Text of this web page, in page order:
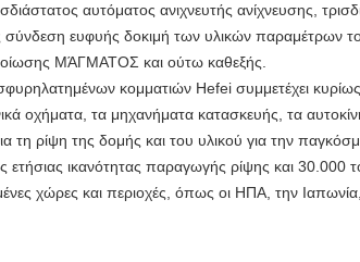
αυτόματος ανιχνευτής ανίχνευσης,
ευφυής δοκιμή των υλικών παραμέτρων
ΜΆΓΜΑΤΟΣ και ούτω καθεξής.
κομματιών Hefei συμμετέχει
οχήματα, τα μηχανήματα κατασκευής, τα
τη ρίψη της δομής και του υλικού για την
ετήσιας ικανότητας παραγωγής ρίψης και 30.000
χώρες και περιοχές, όπως οι ΗΠΑ, την